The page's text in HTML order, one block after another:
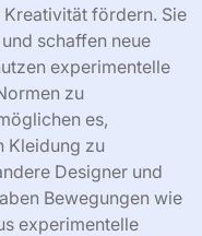
fördern. Sie
schaffen neue
experimentelle
zu
es,
Kleidung zu
Designer und
Bewegungen wie
experimentelle